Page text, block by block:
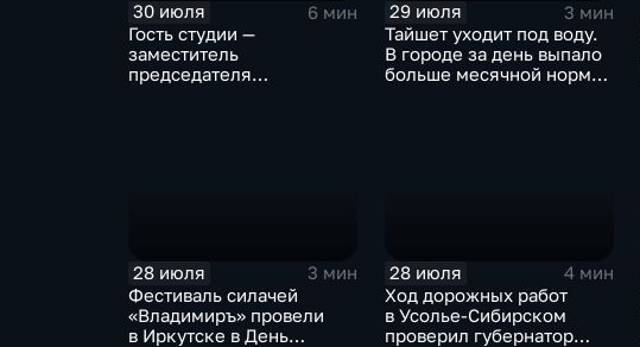
30 июля
6 мин
Гость студии —
заместитель
председателя
29 июля
3 мин
Тайшет уходит под воду.
В городе за день выпало
больше месячной нормы
28 июля
3 мин
Фестиваль силачей
«Владимиръ» провели
в Иркутске в День
28 июля
4 мин
Ход дорожных работ
в Усолье-Сибирском
проверил губернатор